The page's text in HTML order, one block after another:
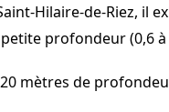
Hilaire-de-Riez, il
profondeur (0,6
mètres de